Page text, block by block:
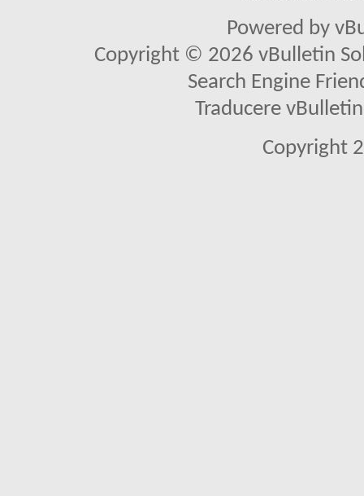
Powered by
Copyright © 2026 vBulletin
Search Engine
Traducere
Copyright